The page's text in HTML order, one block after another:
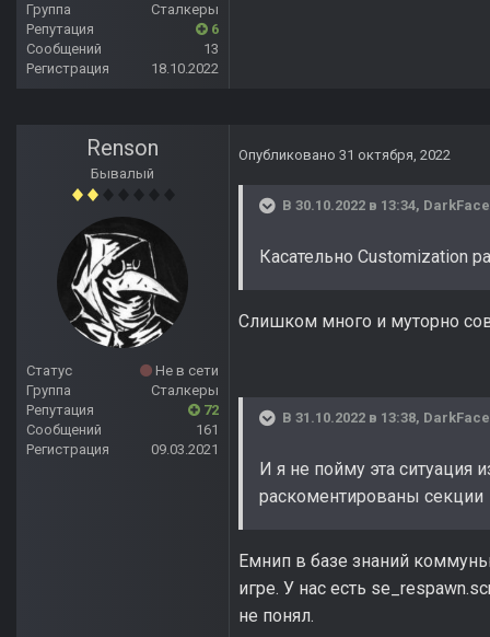
Группа
Сталкеры
Репутация
6
Сообщений
13
Регистрация
18.10.2022
Renson
Бывалый
Статус
Не в сети
Группа
Сталкеры
Репутация
72
Сообщений
161
Регистрация
09.03.2021
Опубликовано 31 октября, 2022
В 30.10.2022 в 13:34, DarkFace
Касательно Customization
Слишком много и муторно
В 31.10.2022 в 13:38, DarkFace
И я не пойму эта ситуация
раскоментированы секции
Емнип в базе знаний
игре. У нас есть
не понял.